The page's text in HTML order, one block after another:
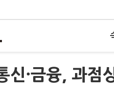
신·금융, 과